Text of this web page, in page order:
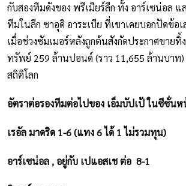
กับสองทีมดังของ พรีเมียร์ลีก ทั้ง อาร์เซน่อล แ
ทีมในลีก ซาอุดิ อาระเบีย ที่เขาเคยบอกปัดข้อเ
เมื่อช่วงซัมเมอร์หลังถูกต้นสังกัดประกาศขายทิ้
ทรัพย์ 259 ล้านปอนด์ (ราว 11,655 ล้านบาท
สถิติโลก
อัตราต่อรองทีมต่อไปของ เอ็มบัปเป้ ในซีซั่นห
เรอัล มาดริด 1-6 (แทง 6 ได้ 1 ไม่รวมทุน)
อาร์เซน่อล , อยู่กับ เปแอสเช ต่อ 8-1